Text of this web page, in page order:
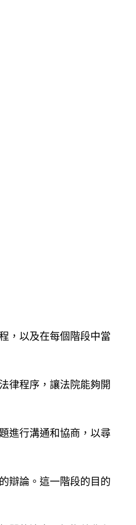
，以及在每個階段中當
律程序，讓法院能夠開
進行溝通和協商，以尋
辯論。這一階段的目的